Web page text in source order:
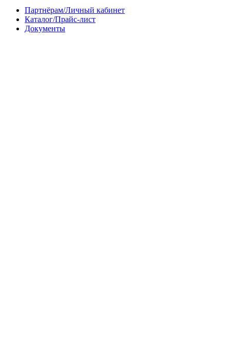
Партнёрам/Личный кабинет
Каталог/Прайс-лист
Документы